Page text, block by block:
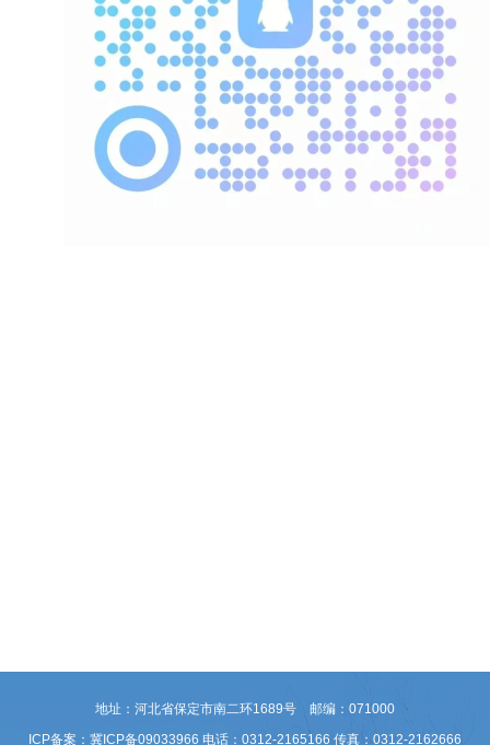
地址：河北省保定市南二环1689号 邮编：071000
ICP备案：冀ICP备09033966 电话：0312-2165166 传真：0312-2162666